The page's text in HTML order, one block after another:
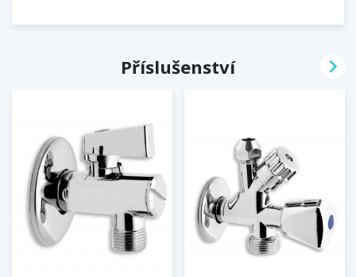
Příslušenství 